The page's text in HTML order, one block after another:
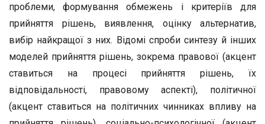
проблеми, формування обмежень і критеріїв для
прийняття рішень, виявлення, оцінку альтернатив,
вибір найкращої з них. Відомі спроби синтезу й інших
моделей прийняття рішень, зокрема правової (акцент
ставиться на процесі прийняття рішень, їх
відповідальності, правовому аспекті), політичної
(акцент ставиться на політичних чинниках впливу на